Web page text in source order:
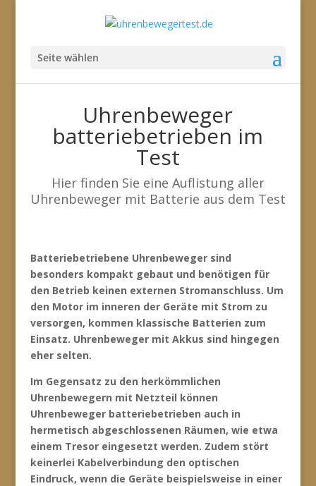
Seite wählen
Uhrenbeweger
batteriebetrieben im
Test
Hier finden Sie eine Auflistung aller
Uhrenbeweger mit Batterie aus dem Test
Batteriebetriebene Uhrenbeweger sind
besonders kompakt gebaut und benötigen für
den Betrieb keinen externen Stromanschluss. Um
den Motor im inneren der Geräte mit Strom zu
versorgen, kommen klassische Batterien zum
Einsatz. Uhrenbeweger mit Akkus sind hingegen
eher selten.
Im Gegensatz zu den herkömmlichen
Uhrenbewegern mit Netzteil können
Uhrenbeweger batteriebetrieben auch in
hermetisch abgeschlossenen Räumen, wie etwa
einem Tresor eingesetzt werden. Zudem stört
keinerlei Kabelverbindung den optischen
Eindruck, wenn die Geräte beispielsweise in einer